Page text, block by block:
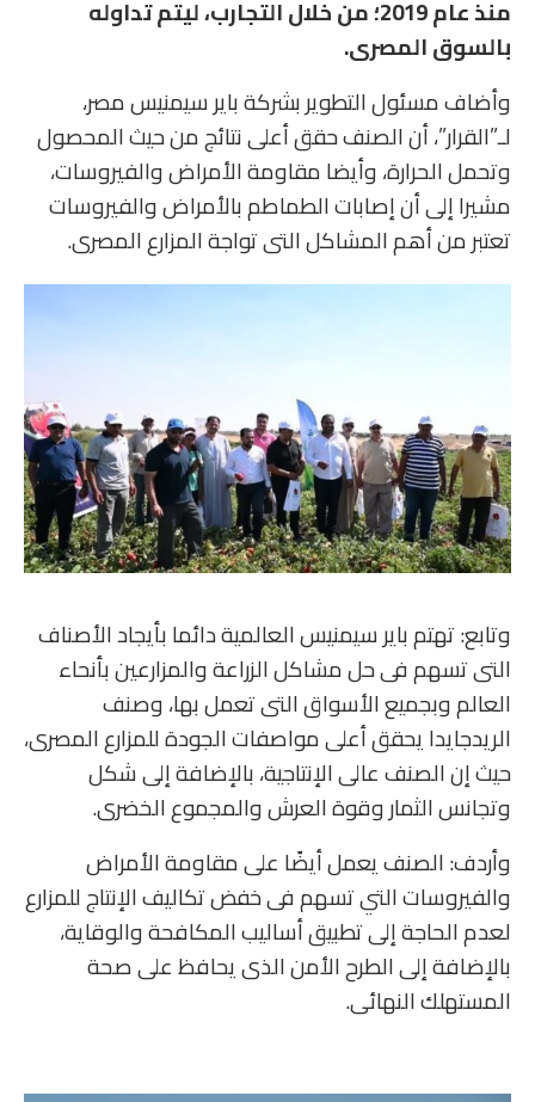
منذ عام 2019؛ من خلال التجارب، ليتم تداوله
بالسوق المصرى.
وأضاف مسئول التطوير بشركة باير سيمنيس مصر،
لـ”القرار”، أن الصنف حقق أعلى نتائج من حيث المحصول
وتحمل الحرارة، وأيضا مقاومة الأمراض والفيروسات،
مشيرا إلى أن إصابات الطماطم بالأمراض والفيروسات
تعتبر من أهم المشاكل التى تواجة المزارع المصرى.
وتابع: تهتم باير سيمنيس العالمية دائما بأيجاد الأصناف
التى تسهم فى حل مشاكل الزراعة والمزارعين بأنحاء
العالم وبجميع الأسواق التى تعمل بها، وصنف
الريدجايدا يحقق أعلى مواصفات الجودة للمزارع المصرى،
حيث إن الصنف عالى الإنتاجية، بالإضافة إلى شكل
وتجانس الثمار وقوة العرش والمجموع الخضرى.
وأردف: الصنف يعمل أيضًا على مقاومة الأمراض
والفيروسات التي تسهم فى خفض تكاليف الإنتاج للمزارع
لعدم الحاجة إلى تطبيق أساليب المكافحة والوقاية،
بالإضافة إلى الطرح الأمن الذى يحافظ على صحة
المستهلك النهائى.